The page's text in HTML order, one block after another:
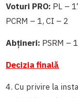
Voturi PRO: PL –
PCRM – 1, CI – 2
Abțineri: PSRM –
Decizia finală
4. Cu privire la